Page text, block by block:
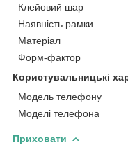
Клейовий шар
Наявність рамки
Матеріал
Форм-фактор
Користувальницькі
Модель телефону
Моделі телефона
Приховати